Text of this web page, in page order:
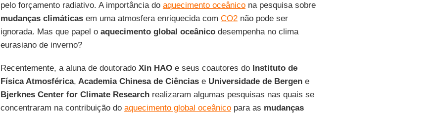
pelo forçamento radiativo. A importância do aquecimento oceânicona pesquisa sobre
mudanças climáticasem uma atmosfera enriquecida com CO2não pode ser
ignorada. Mas que papel o aquecimento global oceânicodesempenha no clima
eurasiano de inverno?
Recentemente, a aluna de doutorado Xin HAOe seus coautores do Instituto de
Física Atmosférica, Academia Chinesa de Ciências eUniversidade de Bergen e
Bjerknes Center for Climate Researchrealizaram algumas pesquisas nas quais se
concentraram na contribuição do aquecimento global oceânicopara as mudanças